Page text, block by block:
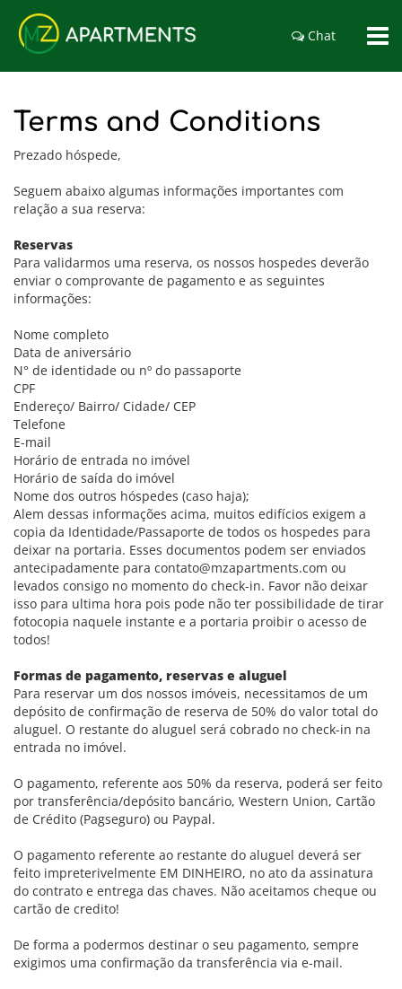
Chat
Terms and Conditions
Prezado hóspede,
Seguem abaixo algumas informações importantes com
relação a sua reserva:
Reservas
Para validarmos uma reserva, os nossos hospedes deverão
enviar o comprovante de pagamento e as seguintes
informações:
Nome completo
Data de aniversário
N° de identidade ou nº do passaporte
CPF
Endereço/ Bairro/ Cidade/ CEP
Telefone
E-mail
Horário de entrada no imóvel
Horário de saída do imóvel
Nome dos outros hóspedes (caso haja);
Alem dessas informações acima, muitos edifícios exigem a
copia da Identidade/Passaporte de todos os hospedes para
deixar na portaria. Esses documentos podem ser enviados
antecipadamente para contato@mzapartments.com ou
levados consigo no momento do check-in. Favor não deixar
isso para ultima hora pois pode não ter possibilidade de tirar
fotocopia naquele instante e a portaria proibir o acesso de
todos!
Formas de pagamento, reservas e aluguel
Para reservar um dos nossos imóveis, necessitamos de um
depósito de confirmação de reserva de 50% do valor total do
aluguel. O restante do aluguel será cobrado no check-in na
entrada no imóvel.
O pagamento, referente aos 50% da reserva, poderá ser feito
por transferência/depósito bancário, Western Union, Cartão
de Crédito (Pagseguro) ou Paypal.
O pagamento referente ao restante do aluguel deverá ser
feito impreterivelmente EM DINHEIRO, no ato da assinatura
do contrato e entrega das chaves. Não aceitamos cheque ou
cartão de credito!
De forma a podermos destinar o seu pagamento, sempre
exigimos uma confirmação da transferência via e-mail.